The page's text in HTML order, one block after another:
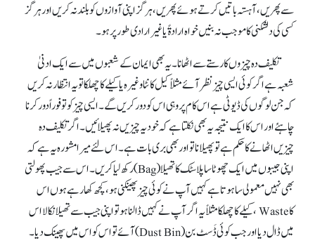
سے پھریں ، آہستہ باتیں کرتے ہوئے پھریں، ہرگزاپنی آوازوں کو بلند نہ کریں اورہر گز
کسی کی دلشکنی کا موجب نہ بنیں خواہ ارادۃً یا غیر ارادی طور پر ہو۔
تکلیف دہ چیزوں کارستے سے اٹھانا ۔ یہ بھی ایمان کے شعبوں میں سے ایک ادنیٰ
شعبہ ہے اگر کوئی ایسی چیز نظر آئے مثلاً کیل کانٹا وغیرہ یا کیلے کا چھلکا تو یہ انتظار نہ کریں
کہ جن لوگوں کی ڈیوٹی ہے اس کام پر وہی اس کو دور کریں گے ۔ایسی چیز کو تو فوراً دور کرنا
چاہئے اور اس کا ایک نتیجہ یہ بھی نکلتاہے کہ خود یہ چیزیں نہ پھیلائیں۔ اگر تکلیف دہ
چیزیں اٹھانے کا حکم ہے تو پھیلانا تو اور بھی بری بات ہے ۔ اس لئے میرا مشورہ یہ ہے کہ
اپنی جیبوں میں ایک چھوٹا ساپلاسٹک کا تھیلا (Bag) رکھ لیاکریں۔ اس سے جیب پھولتی
بھی نہیں معمولی سا ہوتاہے کہیں آپ نے کوئی چیز پھینکنی ہو ،کچھ کھا رہے ہوں اس
کا Waste ، کیلے کا چھلکا مثلاً یہ اگر آپ نے کہیں ڈالنا ہو تواپنی جیب سے تھیلا نکالا اس
میں ڈا ل دیا اورجب کوئی ڈَسٹ بن(Dust Bin) آئے تو اس کو اس میں پھینک دیا۔